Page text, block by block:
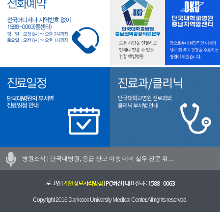
병원소식 | 단국대병원, 응급 산모 이송 대비 실무 전문 워…
로그인| 개인정보처리방침| PC버전| 대표전화 : 1588 - 0063
Copyright 2016 Dankook University Medical Center. All rights reserved.